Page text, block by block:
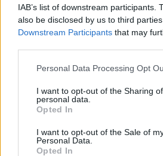
IAB’s list of downstream participants.
also be disclosed by us to third
Downstream Participants that may
Personal Data Processing Opt
I want to opt-out of the Sharing
personal data.
Opted In
I want to opt-out of the Sale of
Personal Data.
Opted In